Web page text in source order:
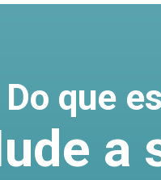
Do que
a